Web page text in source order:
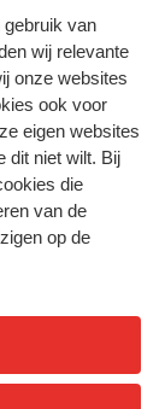
gebruik van
wij relevante
onze websites
ook voor
eigen websites
dit niet wilt. Bij
die
van de
op de